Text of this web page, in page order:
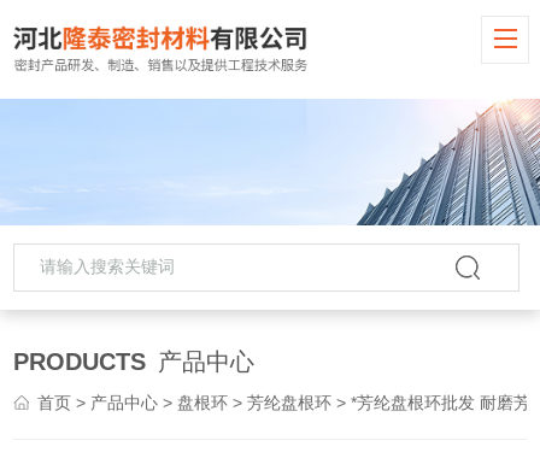
PRODUCTS 产品中心
首页 > 产品中心 > 盘根环 >芳纶盘根环 > *芳纶盘根环批发 耐磨芳纶纤维盘根